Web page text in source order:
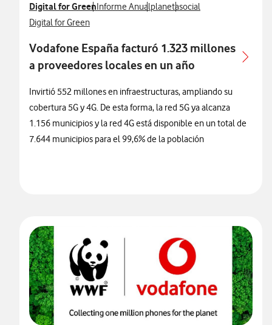
Ver más notas de prensa relacionados con
Digital for GreenVer más notas de prensa relacionados con
Informe AnualVer más notas de prensa
planetaVer más notas de
social
Ver más notas de prensa relacionados con
Digital for Green
Vodafone España facturó 1.323 millones
a proveedores locales en un año
Invirtió 552 millones en infraestructuras, ampliando su
cobertura 5G y 4G. De esta forma, la red 5G ya alcanza
1.156 municipios y la red 4G está disponible en un total de
7.644 municipios para el 99,6% de la población